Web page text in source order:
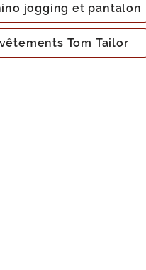
jogging et pantalon
vêtements Tom Tailor